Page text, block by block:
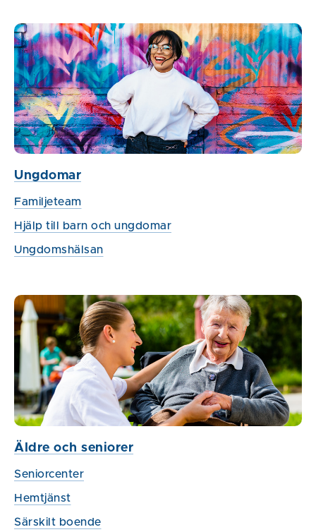
Ungdomar
Familjeteam
Hjälp till barn och ungdomar
Ungdomshälsan
Äldre och seniorer
Seniorcenter
Hemtjänst
Särskilt boende